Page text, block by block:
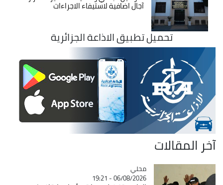
آجال اضافية لاستيفاء الاجراءات
تحميل تطبيق الاذاعة الجزائرية
آخر المقالات
Catégorie
محلي
06/08/2026 - 19:21